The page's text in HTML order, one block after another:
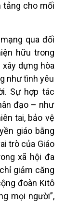
tảng cho mối
qua đối
hữu trong
dựng hòa
như tình yêu
Sự hợp tác
đạo – như
tai, bảo vệ
giáo bằng
trò của Giáo
xã hội đa
giảm căng
đoàn Kitô
mọi người”,